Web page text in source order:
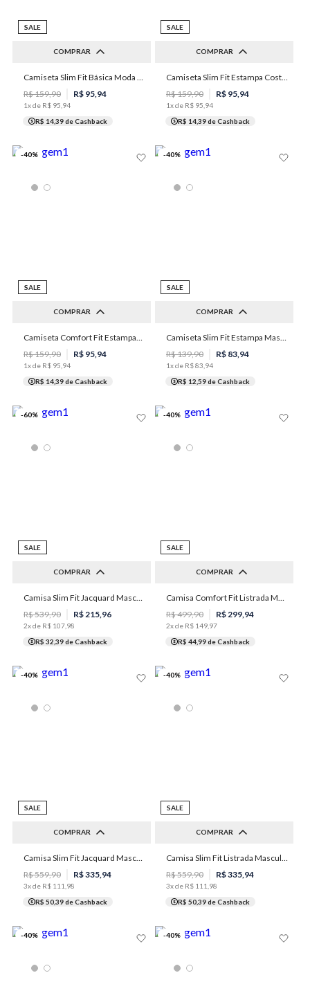
SALE
COMPRAR
PP P G GG
Camiseta Slim Fit Básica Moda Masculina Individual
R$159,90 R$ 95,94
1x de R$ 95 94
R$ 14,39de Cashback
SALE
COMPRAR
P M G GG
Camiseta Slim Fit Estampa Costas Masculina Individual
R$159,90 R$ 95,94
1x de R$ 95 94
R$ 14,39de Cashback
SALE
-40%
COMPRAR
M
Camiseta Comfort Fit Estampada Masculina Individual
R$159,90 R$ 95,94
1x de R$ 95 94
R$ 14,39de Cashback
SALE
-40%
COMPRAR
PP P M
Camiseta Slim Fit Estampa Masculina Individual
R$139,90 R$ 83,94
1x de R$83 94
R$ 12,59de Cashback
SALE
-60%
COMPRAR
3
Camisa Slim Fit Jacquard Masculina Individual
R$539,90 R$215,96
2x de R$ 107 98
R$ 32,39de Cashback
SALE
-40%
COMPRAR
5 6
Camisa Comfort Fit Listrada Masculina Individual
R$499,90 R$299,94
2x de R$ 149 97
R$ 44,99de Cashback
SALE
-40%
COMPRAR
3
Camisa Slim Fit Jacquard Masculina Individual
R$559,90 R$335,94
3x de R$ 111 98
R$ 50,39de Cashback
SALE
-40%
COMPRAR
1 3 4 5 2
Camisa Slim Fit Listrada Masculina Individual
R$559,90 R$335,94
3x de R$ 111 98
R$ 50,39de Cashback
-40% -40%